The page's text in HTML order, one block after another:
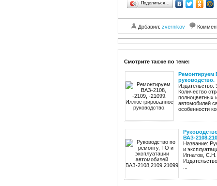
Поделиться…
Добавил: zvernikov
Смотрите также по теме:
Ремонтируем
руководство.
Количество
полноцветных
автомобилей
особенности
ВАЗ-
Название:
и
Игнатов,